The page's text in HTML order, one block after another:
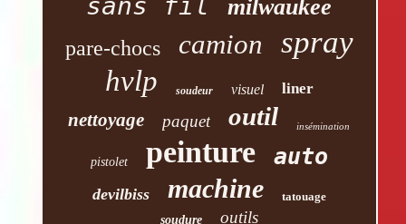
sans fil milwaukee
pare-chocs camion spray
hvlp soudeur visuel liner
nettoyage paquet outil insémination
pistolet peinture auto
devilbiss machine
tatouage
soudure
outils